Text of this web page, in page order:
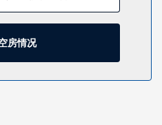
和24 小时健身中心等丰富度假
费 WiFi、大堂壁炉和野餐区。
的小吃吧/熟食店随便找点吃
房情况